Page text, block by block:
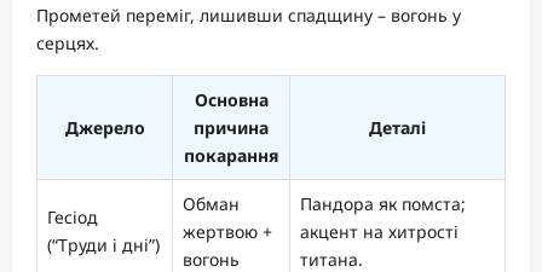
Прометей переміг, лишивши спадщину – вогонь у
серцях.
Джерело
Основна
причина
покарання
Деталі
Гесіод
(“Труди і дні”)
Обман
жертвою +
вогонь
Пандора як помста;
акцент на хитрості
титана.